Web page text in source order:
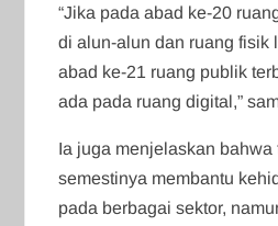
“Jika pada abad ke-20
di alun-alun dan ruang fisik
abad ke-21 ruang publik
ada pada ruang digital,”
Ia juga menjelaskan bahwa
semestinya membantu
pada berbagai sektor,